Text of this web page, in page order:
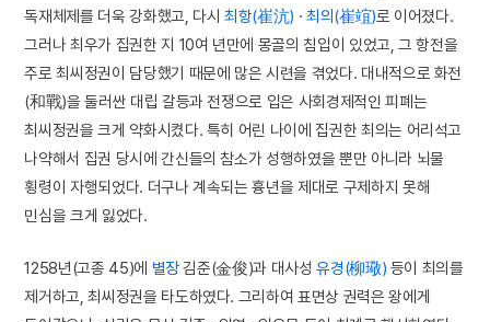
독재체제를 더욱 강화했고, 다시최항(崔沆) · 최의(崔竩)로 이어졌다.
그러나 최우가 집권한 지 10여 년만에 몽골의 침입이 있었고, 그 항전을
주로 최씨정권이 담당했기 때문에 많은 시련을 겪었다. 대내적으로 화전
(和戰)을 둘러싼 대립 갈등과 전쟁으로 입은 사회경제적인 피폐는
최씨정권을 크게 약화시켰다. 특히 어린 나이에 집권한 최의는 어리석고
나약해서 집권 당시에 간신들의 참소가 성행하였을 뿐만 아니라 뇌물
횡령이 자행되었다. 더구나 계속되는 흉년을 제대로 구제하지 못해
민심을 크게 잃었다.
1258년(고종 45)에 별장김준(金俊)과 대사성유경(柳璥) 등이 최의를
제거하고, 최씨정권을 타도하였다. 그리하여 표면상 권력은 왕에게